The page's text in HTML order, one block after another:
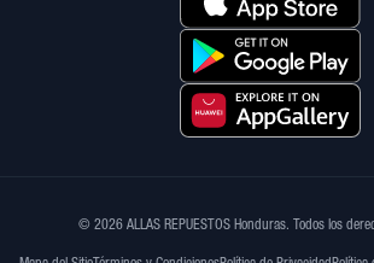
© 2026 ALLAS REPUESTOS Honduras. Todos los